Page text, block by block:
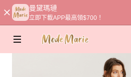
曼黛瑪璉
立即下載APP最高領$700！